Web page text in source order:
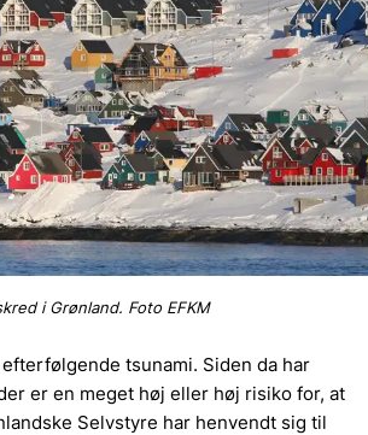
i Grønland. Foto EFKM
tsunami. Siden da har
er en meget høj eller høj risiko for, at
Selvstyre har henvendt sig til